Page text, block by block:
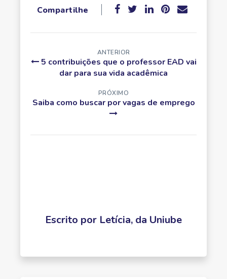
Compartilhe
ANTERIOR
5 contribuições que o professor EAD vai
dar para sua vida acadêmica
PRÓXIMO
Saiba como buscar por vagas de emprego
Escrito por Letícia, da Uniube